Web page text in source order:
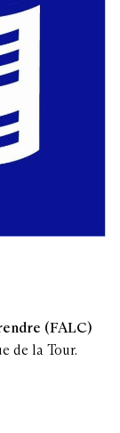
(FALC)
de la Tour.